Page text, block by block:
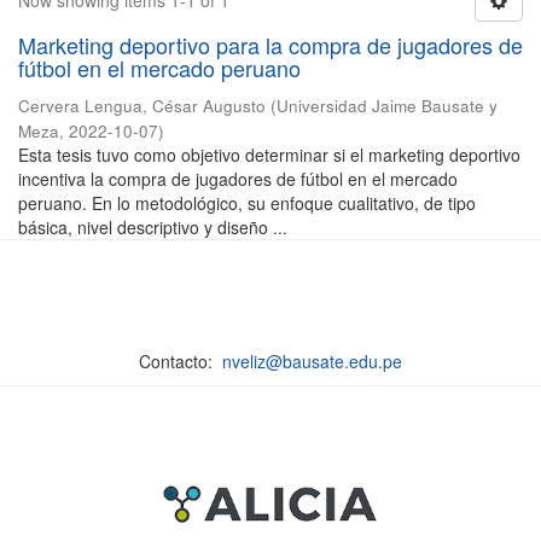
Marketing deportivo para la compra de jugadores de
fútbol en el mercado peruano
Cervera Lengua, César Augusto (Universidad Jaime Bausate y
Meza, 2022-10-07)
Esta tesis tuvo como objetivo determinar si el marketing deportivo
incentiva la compra de jugadores de fútbol en el mercado
peruano. En lo metodológico, su enfoque cualitativo, de tipo
básica, nivel descriptivo y diseño ...
Contacto: nveliz@bausate.edu.pe